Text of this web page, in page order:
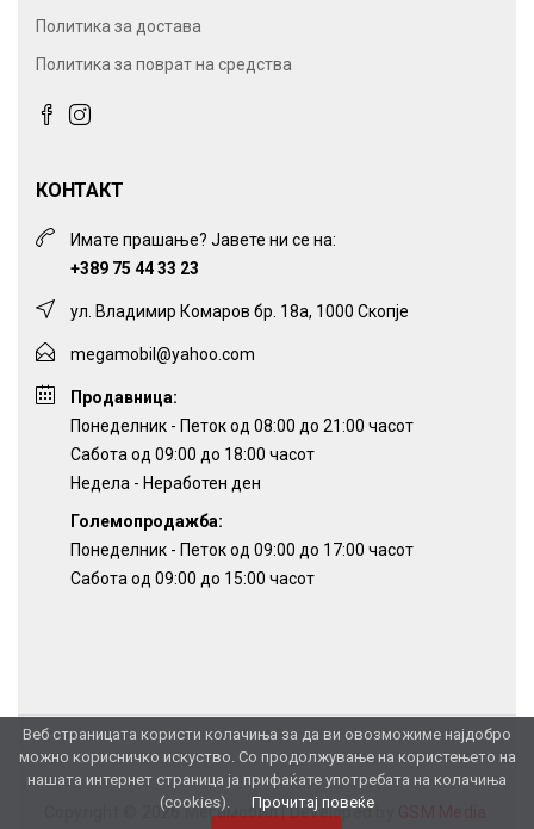
Веб страницата користи колачиња за да ви овозможиме најдобро
можно корисничко искуство. Со продолжување на користењето на
нашата интернет страница ја прифаќате употребата на колачиња
(cookies).
Прочитај повеќе
Политика за достава
Политика за поврат на средства
КОНТАКТ
Имате прашање? Јавете ни се на:
+389 75 44 33 23
ул. Владимир Комаров бр. 18а, 1000 Скопје
megamobil@yahoo.com
Продавница:
Понеделник - Петок од 08:00 до 21:00 часот
Сабота од 09:00 до 18:00 часот
Недела - Неработен ден
Големопродажба:
Понеделник - Петок од 09:00 до 17:00 часот
Сабота од 09:00 до 15:00 часот
Copyright © 2026 Мегамобил |Developed by